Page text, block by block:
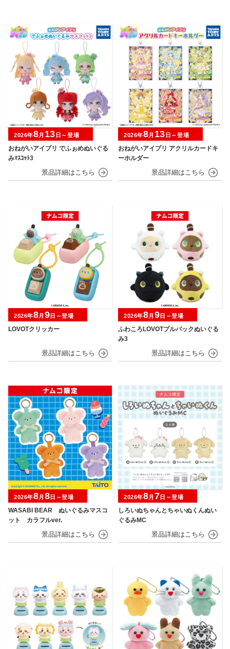
おねがいアイプリ でふぉめぬいぐる
みﾏｽｺｯﾄ3
2026年8月 13 日～登場
おねがいアイプリ アクリルカードキ
ーホルダー
2026年8月 13 日～登場
LOVOTクリッカー
2026年8月 9 日～登場
ふわころLOVOTプルバックぬいぐる
み3
2026年8月 9 日～登場
WASABI BEAR ぬいぐるみマスコ
ット カラフルver.
2026年8月 8日～登場
しろいぬちゃんとちゃいぬくんぬい
ぐるみMC
2026年8月 7日～登場